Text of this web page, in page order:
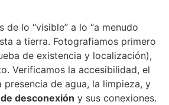
de lo “visible” a lo “a menudo
a tierra. Fotografiamos primero
de existencia y localización),
Verificamos la accesibilidad, el
de agua, la limpieza, y
desconexión y sus conexiones.